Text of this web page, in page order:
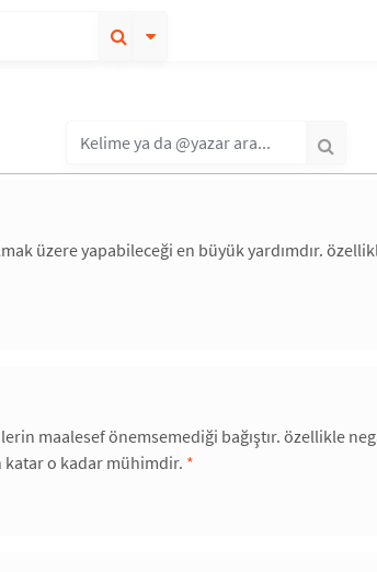
üzere yapabileceği en büyük yardımdır.
maalesef önemsemediği bağıştır. özellikle
katar o kadar mühimdir. *